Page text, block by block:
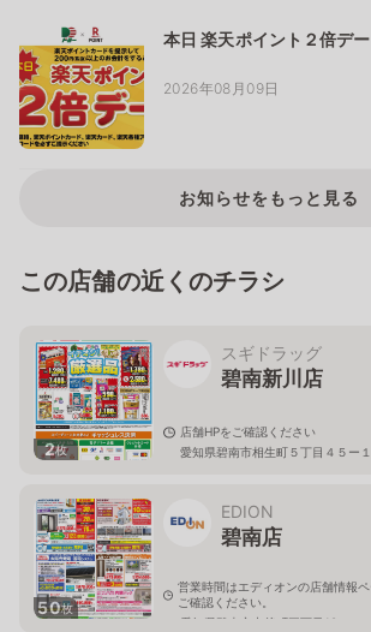
本日 楽天ポイント２倍デー
2026年08月09日
お知らせをもっと見る
この店舗の近くのチラシ
2枚
スギドラッグ
碧南新川店
店舗HPをご確認ください
愛知県碧南市相生町５丁目４５ー１
50枚
EDION
碧南店
営業時間はエディオンの店舗情報
ご確認ください。
愛知県碧南市中後町三丁目18